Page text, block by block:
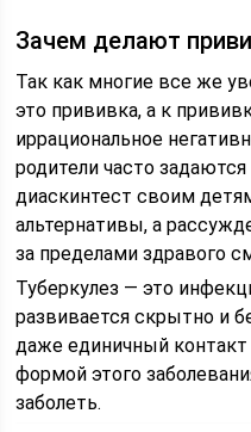
Зачем делают
Так как многие все же
это прививка, а к
иррациональное
родители часто
диаскинтест своим
альтернативы, а
за пределами здравого
Туберкулез — это
развивается скрытно и
даже единичный
формой этого
заболеть.